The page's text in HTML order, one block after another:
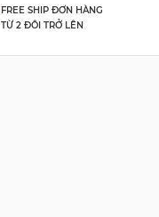
FREE SHIP ĐƠN HÀNG
TỪ 2 ĐÔI TRỞ LÊN